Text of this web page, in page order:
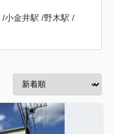
/小金井駅 /野木駅 /